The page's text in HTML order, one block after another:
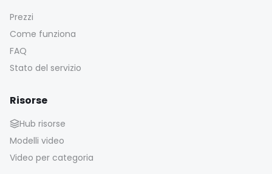
Prezzi
Come funziona
FAQ
Stato del servizio
Risorse
Hub risorse
Modelli video
Video per categoria